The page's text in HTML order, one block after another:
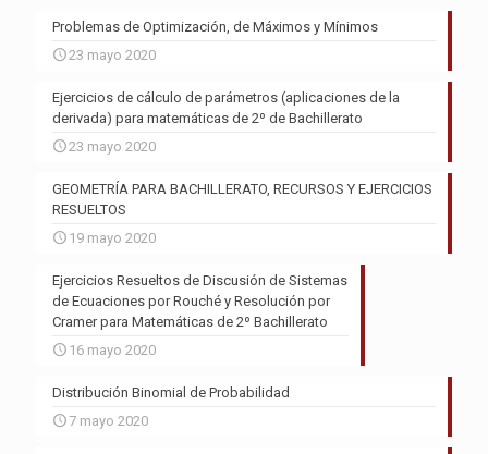
Problemas de Optimización, de Máximos y Mínimos
23 mayo 2020
Ejercicios de cálculo de parámetros (aplicaciones de la
derivada) para matemáticas de 2º de Bachillerato
23 mayo 2020
GEOMETRÍA PARA BACHILLERATO, RECURSOS Y EJERCICIOS
RESUELTOS
19 mayo 2020
Ejercicios Resueltos de Discusión de Sistemas
de Ecuaciones por Rouché y Resolución por
Cramer para Matemáticas de 2º Bachillerato
16 mayo 2020
Distribución Binomial de Probabilidad
7 mayo 2020